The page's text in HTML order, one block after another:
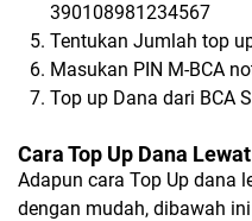
390108981234567
Tentukan Jumlah top
Masukan PIN M-BCA
Top up Dana dari BCA
Cara Top Up Dana
Adapun cara Top Up dana
dengan mudah, dibawah